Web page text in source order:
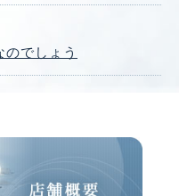
でしょう
あなたが幸せであ